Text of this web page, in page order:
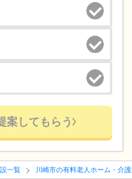
案してもらう
一覧 川崎市の有料老人ホーム・介